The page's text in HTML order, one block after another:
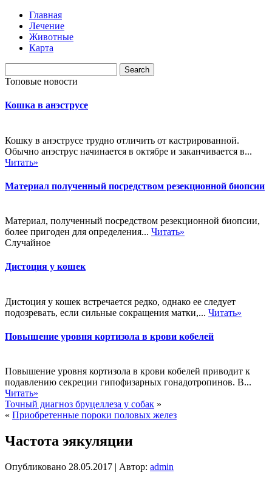
Главная
Лечение
Животные
Карта
Топовые новости
Кошка в анэструсе
Кошку в анэструсе трудно отличить от кастрированной.
Обычно анэструс начинается в октябре и заканчивается в...
Читать»
Материал полученный посредством резекционной биопсии
Материал, полученный посредством резекционной биопсии,
более пригоден для определения... Читать»
Случайное
Дистоция у кошек
Дистоция у кошек встречается редко, однако ее следует
подозревать, если сильные сокращения матки,... Читать»
Повышение уровня кортизола в крови кобелей
Повышение уровня кортизола в крови кобелей приводит к
подавлению секреции гипофизарных гонадотропинов. В...
Читать»
Точный диагноз бруцеллеза у собак »
« Приобретенные пороки половых желез
Частота эякуляции
Опубликовано 28.05.2017 | Автор: admin